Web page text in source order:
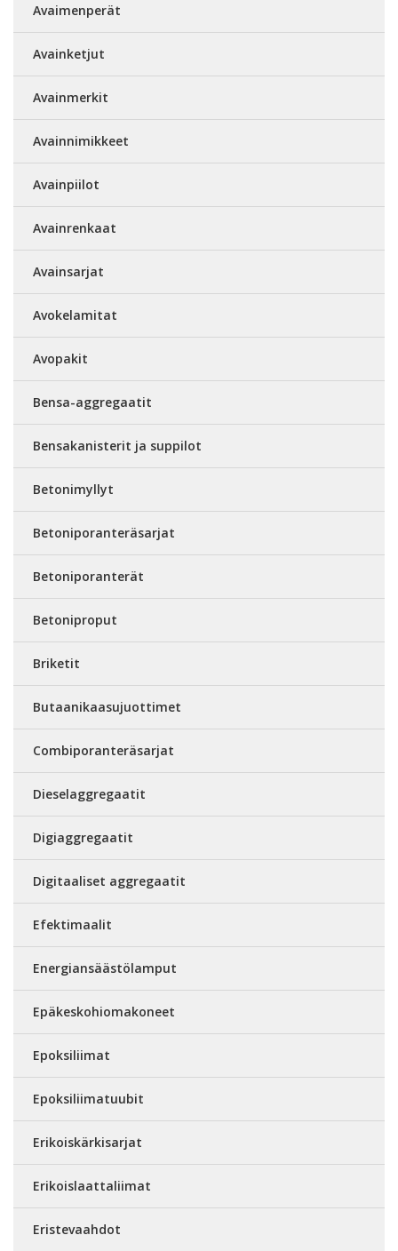
Avaimenperät
Avainketjut
Avainmerkit
Avainnimikkeet
Avainpiilot
Avainrenkaat
Avainsarjat
Avokelamitat
Avopakit
Bensa-aggregaatit
Bensakanisterit ja suppilot
Betonimyllyt
Betoniporanteräsarjat
Betoniporanterät
Betoniproput
Briketit
Butaanikaasujuottimet
Combiporanteräsarjat
Dieselaggregaatit
Digiaggregaatit
Digitaaliset aggregaatit
Efektimaalit
Energiansäästölamput
Epäkeskohiomakoneet
Epoksiliimat
Epoksiliimatuubit
Erikoiskärkisarjat
Erikoislaattaliimat
Eristevaahdot